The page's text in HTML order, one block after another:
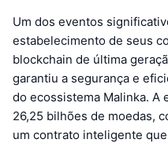
Um dos eventos
estabelecimento de seus
blockchain de última
garantiu a segurança e
do ecossistema Malinka. A
26,25 bilhões de moedas,
um contrato inteligente